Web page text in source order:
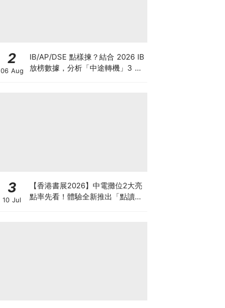
2
06 Aug
IB/AP/DSE 點樣揀？結合 2026 IB
放榜數據，分析「中途轉機」3 大
3
10 Jul
【香港書展2026】中電攤位2大亮
點率先看！體驗全新推出「點讀故